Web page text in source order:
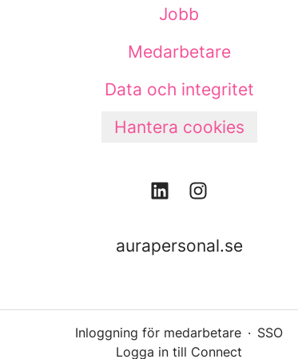
Jobb
Medarbetare
Data och integritet
Hantera cookies
aurapersonal.se
Inloggning för medarbetare · SSO
Logga in till Connect